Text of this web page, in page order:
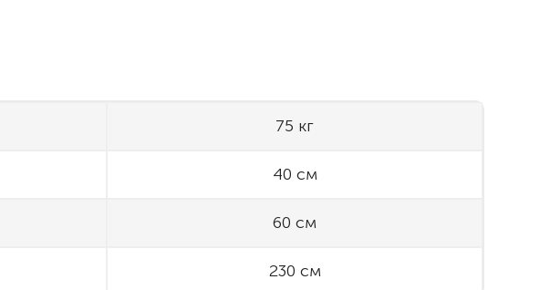
75 кг
40 см
60 см
230 см